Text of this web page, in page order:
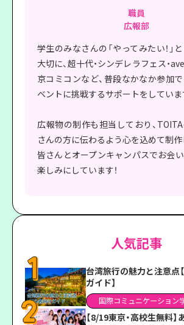
職員
広報部
学生のみなさんの「やってみたい！」
大切に、超十代・シンデレラフェス・
京コミコンなど、普段なかなか参加
ベントに挑戦するサポートをしていま
広報物の制作も担当しており、
さんの方に伝わるよう心を込めて制作
皆さんとオープンキャンパスでお会
楽しみにしています！
人気記事
台湾旅行の魅力と注意点
ガイド】
国際コミュニケーション
【8/19東京・高校生無料】